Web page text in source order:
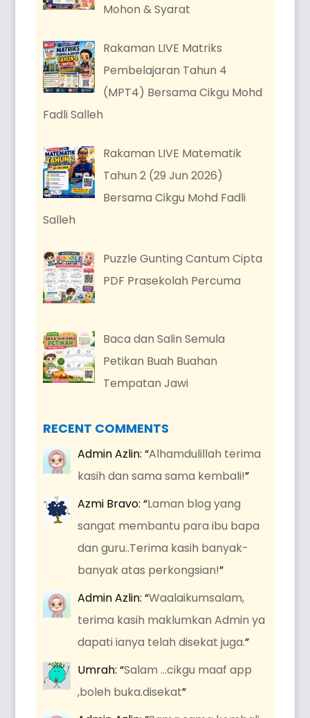
Mohon & Syarat
Rakaman LIVE Matriks
Pembelajaran Tahun 4
(MPT4) Bersama Cikgu Mohd
Fadli Salleh
Rakaman LIVE Matematik
Tahun 2 (29 Jun 2026)
Bersama Cikgu Mohd Fadli
Salleh
Puzzle Gunting Cantum Cipta
PDF Prasekolah Percuma
Baca dan Salin Semula
Petikan Buah Buahan
Tempatan Jawi
RECENT COMMENTS
Admin Azlin: “Alhamdulillah terima
kasih dan sama sama kembali!”
Azmi Bravo: “Laman blog yang
sangat membantu para ibu bapa
dan guru..Terima kasih banyak-
banyak atas perkongsian!”
Admin Azlin: “Waalaikumsalam,
terima kasih maklumkan Admin ya
dapati ianya telah disekat juga.”
Umrah: “Salam …cikgu maaf app
,boleh buka.disekat”